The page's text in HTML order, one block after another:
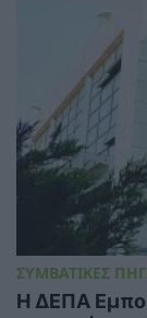
ΣΥΜΒΑΤΙΚΕΣ
Η ΔΕΠΑ